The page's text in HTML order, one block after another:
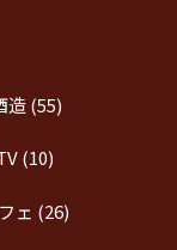
造(55)
(10)
ェ (26)